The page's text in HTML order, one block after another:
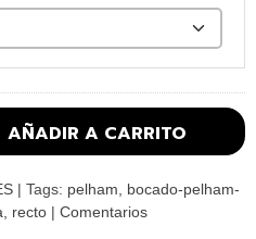
AÑADIR A CARRITO
| Tags: pelham
bocado-pelham-
recto | Comentarios